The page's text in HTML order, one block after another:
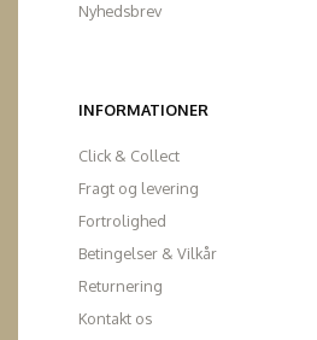
Nyhedsbrev
INFORMATIONER
Click & Collect
Fragt og levering
Fortrolighed
Betingelser & Vilkår
Returnering
Kontakt os